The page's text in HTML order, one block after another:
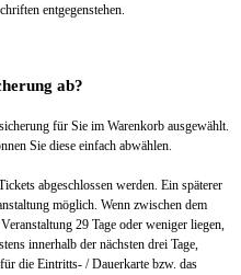
entgegenstehen.
ab?
für Sie im Warenkorb ausgewählt.
Sie diese einfach abwählen.
abgeschlossen werden. Ein späterer
möglich. Wenn zwischen dem
29 Tage oder weniger liegen,
innerhalb der nächsten drei Tage,
die Eintritts- / Dauerkarte bzw. das